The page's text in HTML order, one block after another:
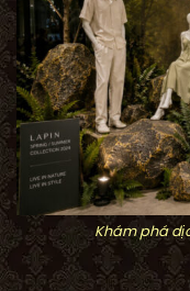
Khám phá